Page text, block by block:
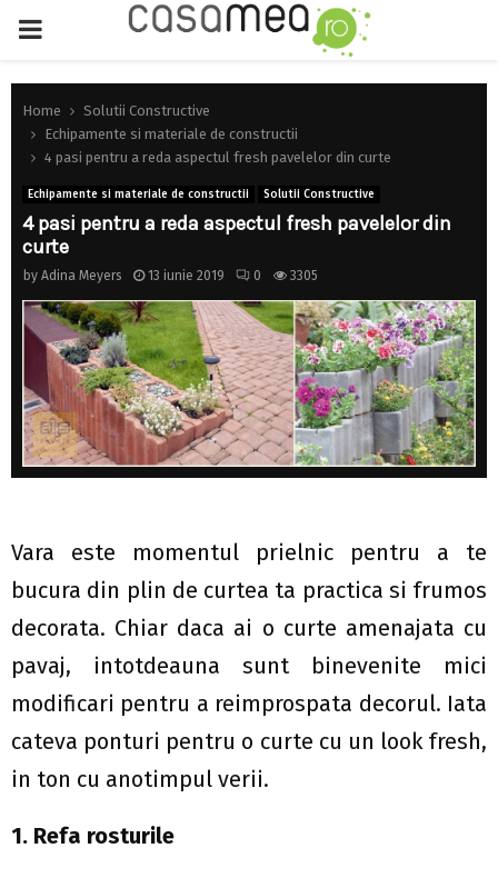
PRIMARY
MENU
Home
Solutii Constructive
Echipamente si materiale de constructii
4 pasi pentru a reda aspectul fresh pavelelor din curte
Echipamente si materiale de constructii Solutii Constructive
4 pasi pentru a reda aspectul fresh pavelelor din
curte
by Adina Meyers 13 iunie 2019 0 3305
Vara este momentul prielnic pentru a te
bucura din plin de curtea ta practica si frumos
decorata. Chiar daca ai o curte amenajata cu
pavaj, intotdeauna sunt binevenite mici
modificari pentru a reimprospata decorul. Iata
cateva ponturi pentru o curte cu un look fresh,
in ton cu anotimpul verii.
1. Refa rosturile